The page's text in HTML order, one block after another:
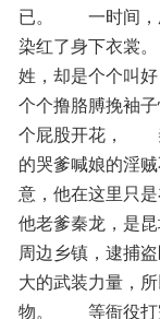
已。　　一时间
染红了身下衣裳
姓，却是个个叫
个个撸胳膊挽袖
个屁股开花，　
的哭爹喊娘的淫
意，他在这里只
他老爹秦龙，是
周边乡镇，逮捕
大的武装力量，
物。　　等衙役